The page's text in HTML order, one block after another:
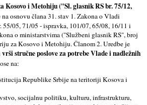
Kosovo i Metohiju ("Sl. glasnik RS br. 75/12,
osnovu člana 31. stav 1. Zakona o Vladi
55/05, 71/05 - ispravka, 101/07, 65/08, 16/11 i
o ministarstvima ("Službeni glasnik RS", broj
za Kosovo i Metohiju. Članom 2. Uredbe je
stručne poslove za potrebe Vlade i nadležnih
na:
Republike Srbije na teritoriji Kosova i
socijalnu politiku, kulturu, infrastrukturu,